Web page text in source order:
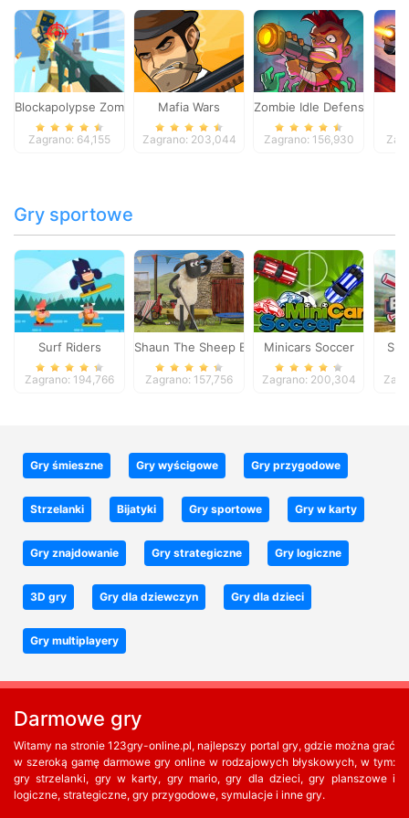
Blockapolypse Zombie Shooter
Zagrano: 64,155
Mafia Wars
Zagrano: 203,044
Zombie Idle Defense
Zagrano: 156,930
Gry sportowe
Surf Riders
Zagrano: 194,766
Shaun The Sheep Baahmy Golf
Zagrano: 157,756
Minicars Soccer
Zagrano: 200,304
Gry śmieszne Gry wyścigowe Gry przygodowe
Strzelanki Bijatyki Gry sportowe Gry w karty
Gry znajdowanie Gry strategiczne Gry logiczne
3D gry Gry dla dziewczyn Gry dla dzieci
Gry multiplayery
Darmowe gry
Witamy na stronie 123gry-online.pl, najlepszy portal gry, gdzie można grać
w szeroką gamę darmowe gry online w rodzajowych błyskowych, w tym:
gry strzelanki, gry w karty, gry mario, gry dla dzieci, gry planszowe i
logiczne, strategiczne, gry przygodowe, symulacje i inne gry.